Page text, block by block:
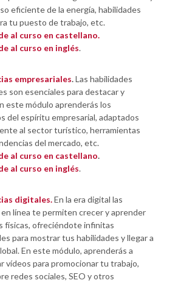
eficiente de la energía, habilidades
tu puesto de trabajo, etc.
al curso en castellano.
al curso en inglés.
empresariales.Las habilidades
son esenciales para destacar y
este módulo aprenderás los
del espíritu empresarial, adaptados
al sector turístico, herramientas
del mercado, etc.
al curso en castellano.
al curso en inglés.
digitales.En la era digital las
línea te permiten crecer y aprender
físicas, ofreciéndote infinitas
para mostrar tus habilidades y llegar a
En este módulo, aprenderás a
vídeos para promocionar tu trabajo,
redes sociales, SEO y otros